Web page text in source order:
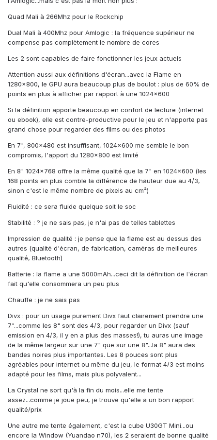
Quad Mali à 266Mhz pour le Rockchip
Dual Mali à 400Mhz pour Amlogic : la fréquence supérieur ne
compense pas complètement le nombre de cores
Les 2 sont capables de faire fonctionner les jeux actuels
Attention aussi aux définitions d'écran...avec la Flame en
1280x800, le GPU aura beaucoup plus de boulot : plus de 60% de
points en plus à afficher par rapport à une 1024x600
Si la définition apporte beaucoup en confort de lecture (internet
ou ebook), elle est contre-productive pour le jeu et n'apporte pas
grand chose pour regarder des films ou des photos
En 7", 800x480 est insuffisant, 1024x600 me semble le bon
compromis, l'apport du 1280x800 est limité
En 8" 1024x768 offre la même qualité que la 7" en 1024x600 (les
168 points en plus comble la différence de hauteur due au 4/3,
sinon c'est le même nombre de pixels au cm²)
Fluidité : ce sera fluide quelque soit le soc
Stabilité : ? je ne sais pas, je n'ai pas de telles tablettes
Impression de qualité : je pense que la flame est au dessus des
autres (qualité d'écran, de fabrication, caméras de meilleures
qualité, Bluetooth)
Batterie : la flame a une 5000mAh...ceci dit la définition de l'écran
fait qu'elle consommera un peu plus
Chauffe : je ne sais pas
Divx : pour un usage purement Divx faut clairement prendre une
7"...comme les 8" sont des 4/3, pour regarder un Divx (sauf
emission en 4/3, il y en a plus des masses!), tu auras une image
de la même largeur sur une 7" que sur une 8"...la 8" aura des
bandes noires plus importantes. Les 8 pouces sont plus
agréables pour internet ou même du jeu, le format 4/3 est moins
adapté pour les films, mais plus polyvalent...
La Crystal ne sort qu'à la fin du mois...elle me tente
assez...comme je joue peu, je trouve qu'elle a un bon rapport
qualité/prix
Une autre me tente également, c'est la cube U30GT Mini...ou
encore la Window (Yuandao n70), les 2 seraient de bonne qualité